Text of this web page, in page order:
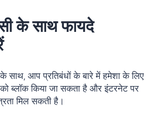
के साथ फायदे
साथ, आप प्रतिबंधों के बारे में हमेशा के लिए
ब्लॉक किया जा सकता है और इंटरनेट पर
मिल सकती है।